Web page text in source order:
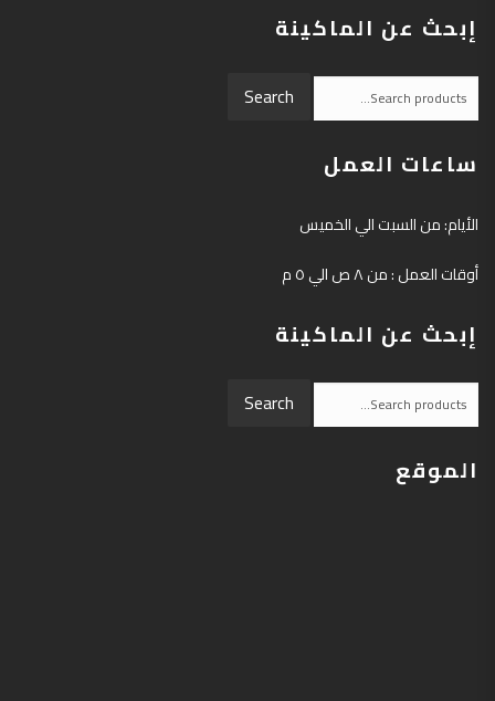
إبحث عن الماكينة
Search
for:
Search
ساعات العمل
الأيام: من السبت الي الخميس
أوقات العمل : من ٨ ص الي ٥ م
إبحث عن الماكينة
Search
for:
Search
الموقع